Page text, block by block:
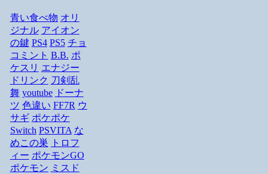
青い食べ物 オリ
ジナル アイオン
の鍵 PS4 PS5 チョ
コミント B.B. ポ
ケスリ エナジー
ドリンク 刀剣乱
舞 youtube
ドーナ
ツ 色違い FF7R ウ
サギ ポケポケ
Switch PSVITA な
めこの巣
トロフ
ィー ポケモンGO
ポケモン ミスド